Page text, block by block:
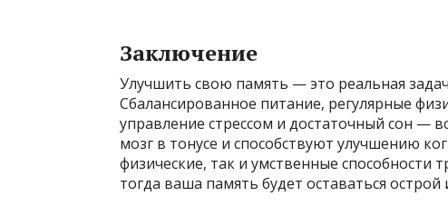
Заключение
Улучшить свою память — это реальная
Сбалансированное питание, регулярные
управление стрессом и достаточный сон —
мозг в тонусе и способствуют улучшению
физические, так и умственные способности
тогда ваша память будет оставаться